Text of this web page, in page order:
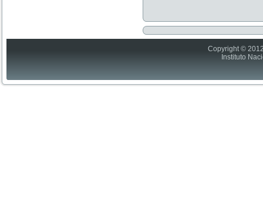
Copyright ©
Instituto